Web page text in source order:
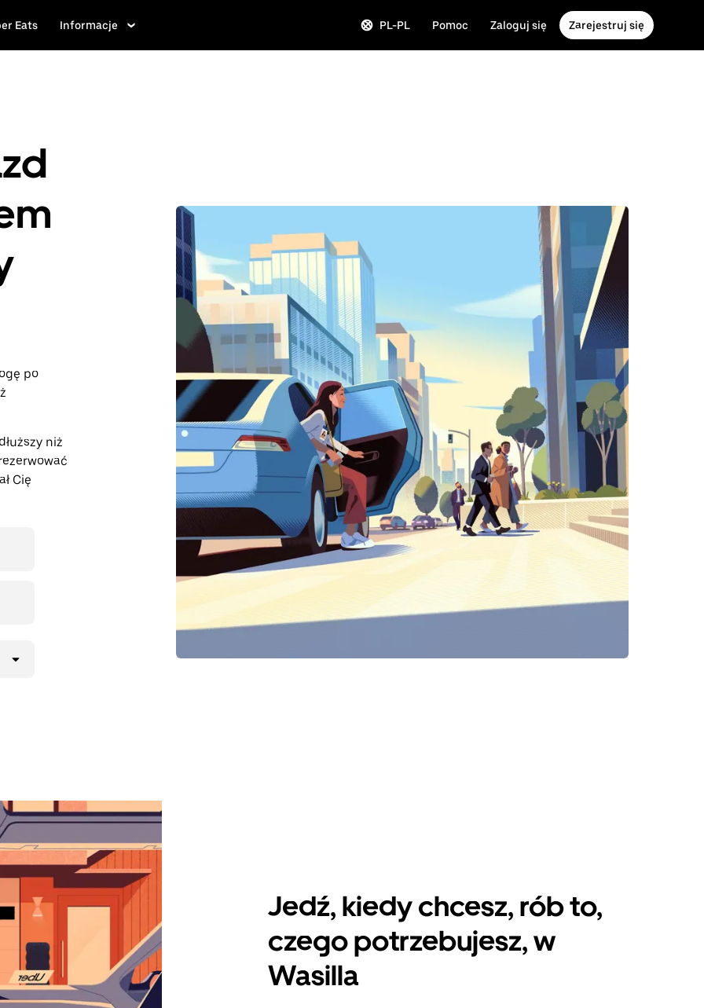
Eats Informacje PL-PL Pomoc Zaloguj się Zarejestruj się
po
niż
Cię
Jedź, kiedy chcesz, rób to,
czego potrzebujesz, w
Wasilla